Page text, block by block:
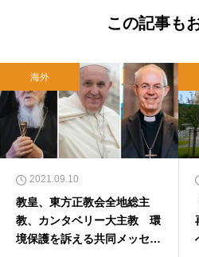
この記事も
海外
2021.09.10
教皇、東方正教会全地総主
教、カンタベリー大主教 環
境保護を訴える共同メッセー